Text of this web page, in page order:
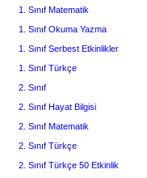
1. Sınıf Matematik
1. Sınıf Okuma Yazma
1. Sınıf Serbest Etkinlikler
1. Sınıf Türkçe
2. Sınıf
2. Sınıf Hayat Bilgisi
2. Sınıf Matematik
2. Sınıf Türkçe
2. Sınıf Türkçe 50 Etkinlik